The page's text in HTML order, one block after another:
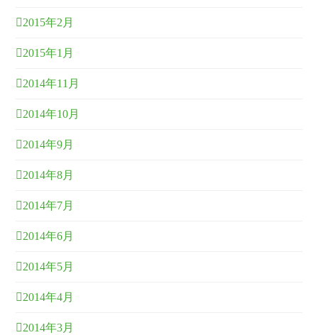
2015年2月
2015年1月
2014年11月
2014年10月
2014年9月
2014年8月
2014年7月
2014年6月
2014年5月
2014年4月
2014年3月